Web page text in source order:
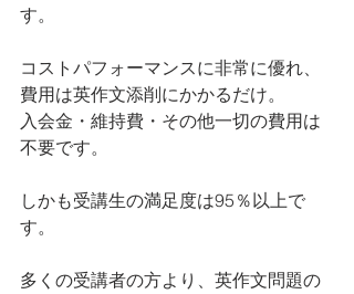
す。
コストパフォーマンスに非常に優れ、
費用は英作文添削にかかるだけ。
入会金・維持費・その他一切の費用は
不要です。
しかも受講生の満足度は95％以上で
す。
多くの受講者の方より、英作文問題の